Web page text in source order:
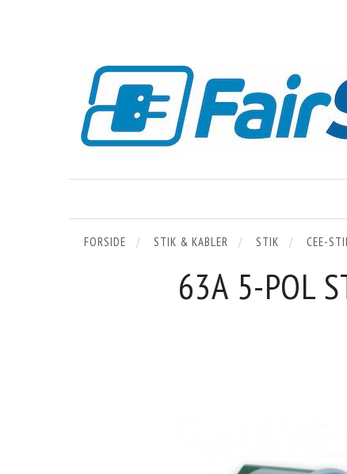
FORSIDE STIK & KABLER STIK CEE-
63A 5-POL